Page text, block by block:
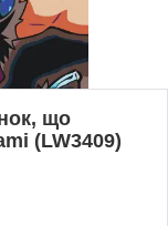
що
(LW3409)